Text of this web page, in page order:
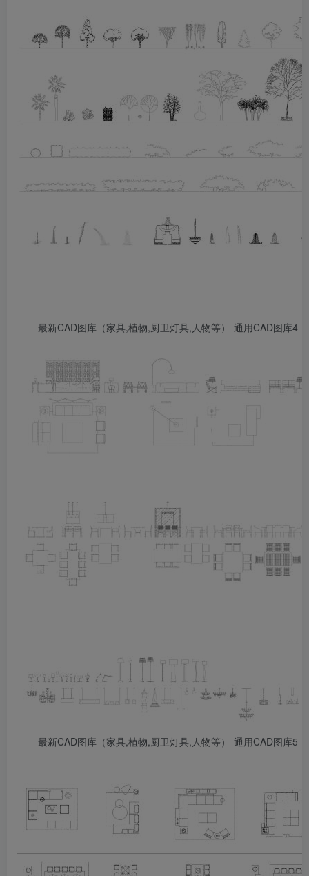
最新CAD图库（家具,植物,厨卫灯具,人物等）-通用CAD图库4
最新CAD图库（家具,植物,厨卫灯具,人物等）-通用CAD图库5